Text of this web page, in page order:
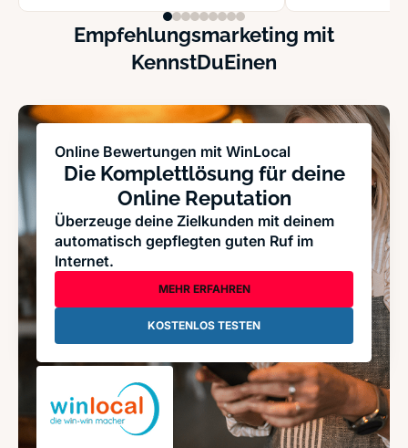
Empfehlungsmarketing mit
KennstDuEinen
Online Bewertungen mit WinLocal
Die Komplettlösung für deine
Online Reputation
Überzeuge deine Zielkunden mit deinem
automatisch gepflegten guten Ruf im
Internet.
MEHR ERFAHREN
KOSTENLOS TESTEN